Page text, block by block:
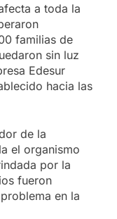
a toda la
familias de
sin luz
Edesur
hacia las
de la
el organismo
por la
fueron
en la